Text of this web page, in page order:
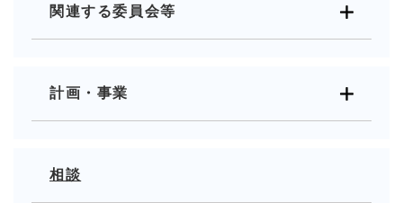
関連する委員会等
計画・事業
相談